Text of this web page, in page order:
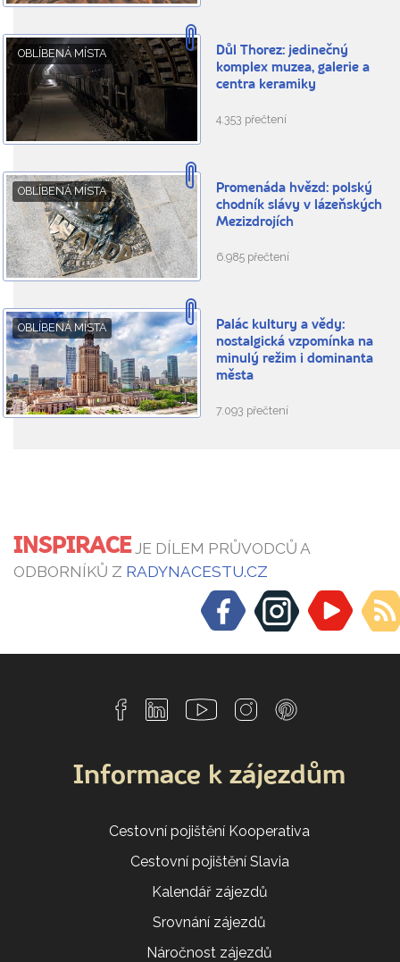
OBLÍBENÁ MÍSTA
Důl Thorez: jedinečný
komplex muzea, galerie a
centra keramiky
4.353 přečtení
OBLÍBENÁ MÍSTA
Promenáda hvězd: polský
chodník slávy v lázeňských
Mezizdrojích
6.985 přečtení
OBLÍBENÁ MÍSTA
Palác kultury a vědy:
nostalgická vzpomínka na
minulý režim i dominanta
města
7.093 přečtení
INSPIRACEJE DÍLEM PRŮVODCŮ A
ODBORNÍKŮ Z RADYNACESTU.CZ
Informace k zájezdům
Cestovní pojištění Kooperativa
Cestovní pojištění Slavia
Kalendář zájezdů
Srovnání zájezdů
Náročnost zájezdů